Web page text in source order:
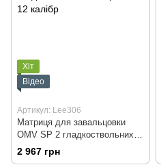
Хіт
Відео
Артикул: Lee306
Матриця для завальцовки
OMV SP 2 гладкоствольних
патронів 12 калібр
2 967 грн